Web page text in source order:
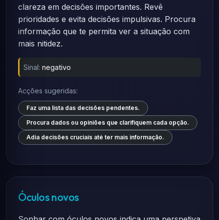
clareza em decisões importantes. Revê
prioridades e evita decisões impulsivas. Procura
informação que te permita ver a situação com
mais nitidez.
Sinal: negativo
Acções sugeridas:
Faz uma lista das decisões pendentes.
Procura dados ou opiniões que clarifiquem cada opção.
Adia decisões cruciais até ter mais informação.
Óculos novos